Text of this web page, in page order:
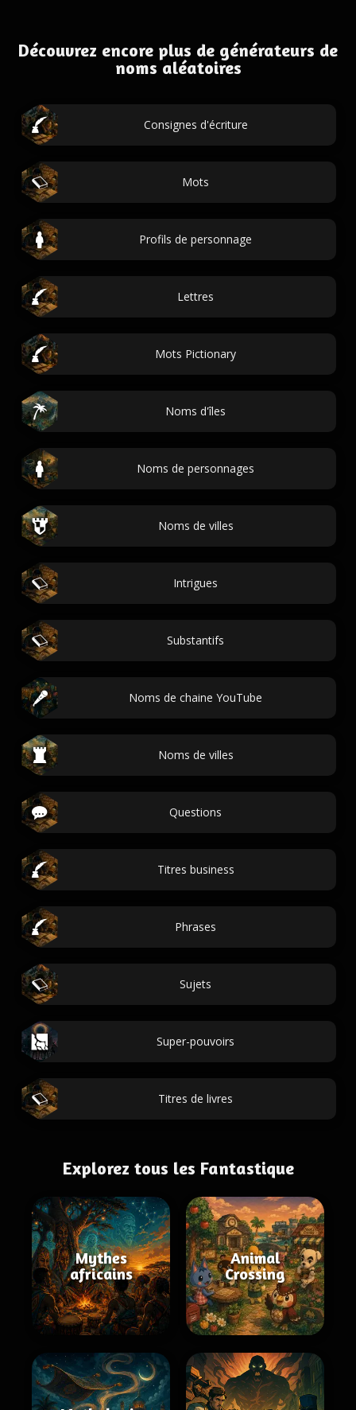
Découvrez encore plus de générateurs de
noms aléatoires
Consignes d'écriture
Mots
Profils de personnage
Lettres
Mots Pictionary
Noms d'îles
Noms de personnages
Noms de villes
Intrigues
Substantifs
Noms de chaine YouTube
Noms de villes
Questions
Titres business
Phrases
Sujets
Super-pouvoirs
Titres de livres
Explorez tous les Fantastique
Mythes
africains
Animal
Crossing